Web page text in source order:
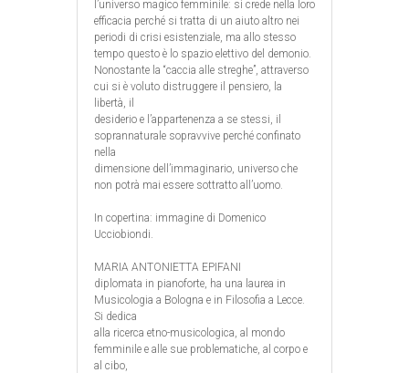
l’universo magico femminile: si crede nella loro
efficacia perché si tratta di un aiuto altro nei
periodi di crisi esistenziale, ma allo stesso
tempo questo è lo spazio elettivo del demonio.
Nonostante la “caccia alle streghe”, attraverso
cui si è voluto distruggere il pensiero, la
libertà, il
desiderio e l’appartenenza a se stessi, il
soprannaturale sopravvive perché confinato
nella
dimensione dell’immaginario, universo che
non potrà mai essere sottratto all’uomo.
In copertina: immagine di Domenico
Ucciobiondi.
MARIA ANTONIETTA EPIFANI
diplomata in pianoforte, ha una laurea in
Musicologia a Bologna e in Filosofia a Lecce.
Si dedica
alla ricerca etno-musicologica, al mondo
femminile e alle sue problematiche, al corpo e
al cibo,